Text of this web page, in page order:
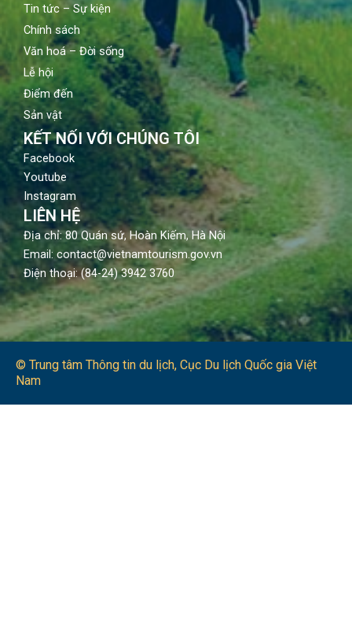
Tin tức – Sự kiện
Chính sách
Văn hoá – Đời sống
Lễ hội
Điểm đến
Sản vật
KẾT NỐI VỚI CHÚNG TÔI
Facebook
Youtube
Instagram
LIÊN HỆ
Địa chỉ: 80 Quán sứ, Hoàn Kiếm, Hà Nội
Email: contact@vietnamtourism.gov.vn
Điện thoại: (84-24) 3942 3760
© Trung tâm Thông tin du lịch​, Cục Du lịch Quốc gia Việt
Nam